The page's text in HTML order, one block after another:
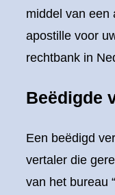
middel van een
apostille voor
rechtbank in
Beëdigde
Een beëdigd
vertaler die
van het bureau